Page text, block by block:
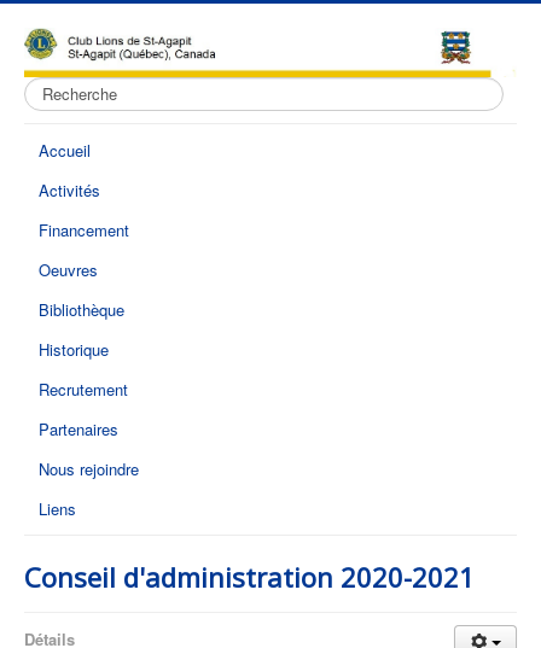
Rechercher
Accueil
Activités
Financement
Oeuvres
Bibliothèque
Historique
Recrutement
Partenaires
Nous rejoindre
Liens
Conseil d'administration 2020-2021
Détails